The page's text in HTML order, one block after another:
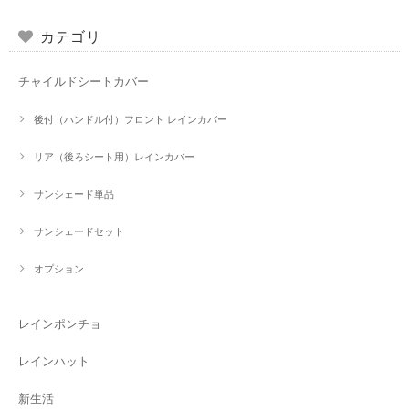
カテゴリ
チャイルドシートカバー
後付（ハンドル付）フロント レインカバー
リア（後ろシート用）レインカバー
サンシェード単品
サンシェードセット
オプション
レインポンチョ
レインハット
新生活